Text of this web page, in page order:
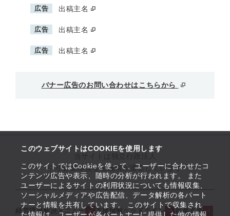
このウェブサイトはCOOKIEを使用します
このサイトではCookieを使って、ユーザーに合わせたコ
ンテンツ広告や表示、随時の分析が行われます。 また
ユーザーによるサイトの利用状況についても情報収集、
ソーシャルメディアや広告配信、データ解析の各パート
ナーと情報を共有しています。 このサイトで収集され
広告 出稿主名
広告 出稿主名
広告 出稿主名
バナー広告のお問い合わせはこちらから
中小企業基盤整備機構が運営しています
経営課題解決メニュー 支援情報ヘッドライン 起業支援